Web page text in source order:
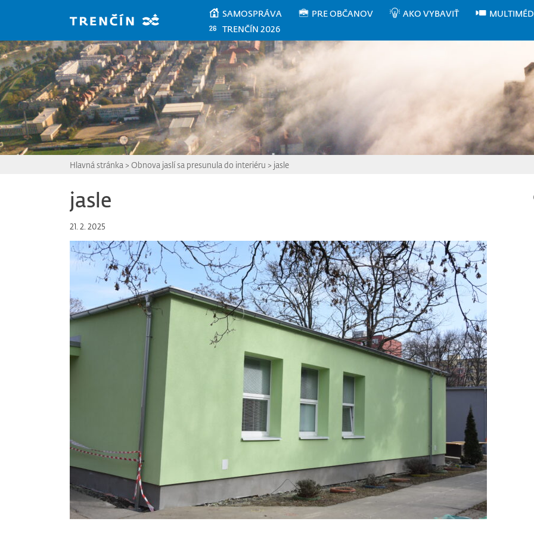
SAMOSPRÁVA PRE OBČANOV AKO VYBAVIŤ
TRENČÍN 2026
Hlavná stránka > Obnova jaslí sa presunula do interiéru > jasle
jasle
21. 2. 2025